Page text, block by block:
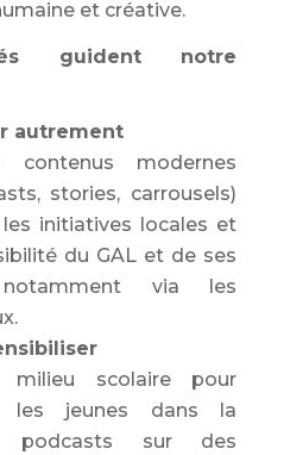
et créative.
guident notre
autrement
contenus modernes
stories, carrousels)
initiatives locales et
du GAL et de ses
notamment via les
milieu scolaire pour
les jeunes dans la
podcasts sur des